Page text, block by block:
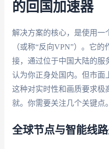
的回国加速器
解决方案的核心，是使用一
（或称“反向VPN”）。它
接，通过位于中国大陆的服
认为你正身处国内。但市面
这种对实时性和画质要求极
就。你需要关注几个关键点。
全球节点与智能线